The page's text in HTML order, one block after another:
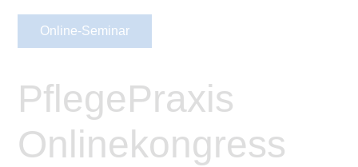
Online-Seminar
PflegePraxis
Onlinekongress